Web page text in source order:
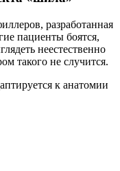
разработанная
пациенты боятся,
неестественно
такого не случится.
к анатомии